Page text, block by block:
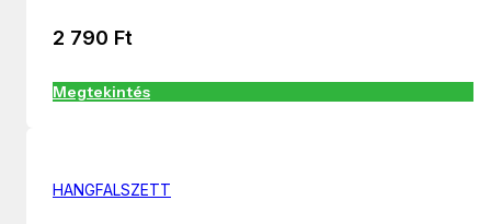
2 790 Ft
Megtekintés
HANGFALSZETT